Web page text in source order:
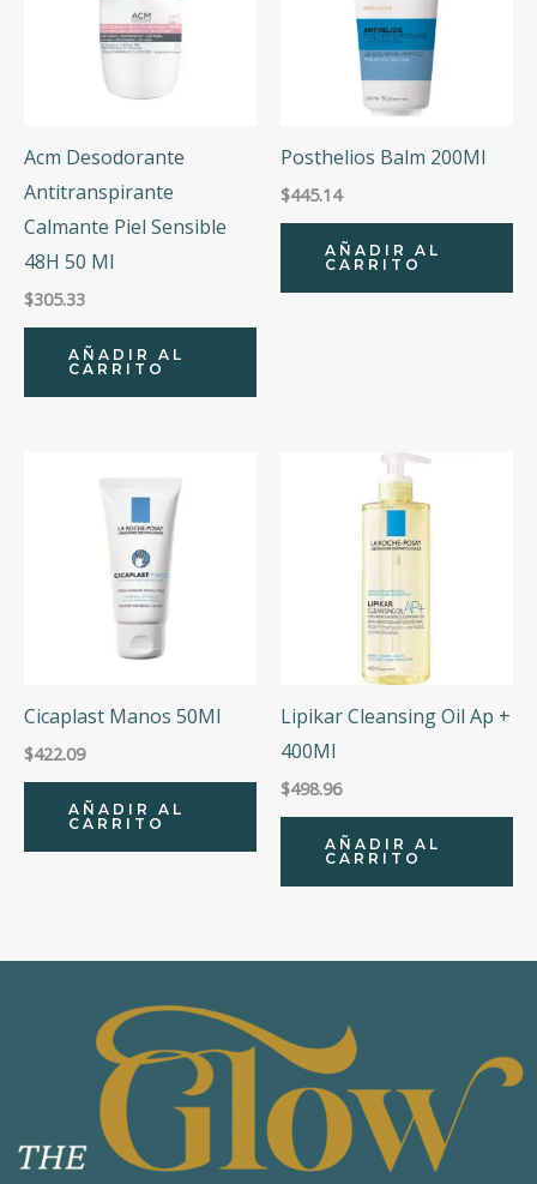
Acm Desodorante
Antitranspirante
Calmante Piel Sensible
48H 50 Ml
$305.33
AÑADIR AL
CARRITO
Posthelios Balm 200Ml
$445.14
AÑADIR AL
CARRITO
Cicaplast Manos 50Ml
$422.09
AÑADIR AL
CARRITO
Lipikar Cleansing Oil Ap +
400Ml
$498.96
AÑADIR AL
CARRITO